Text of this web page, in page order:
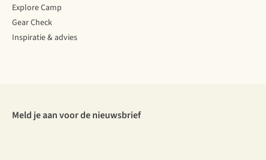
Explore Camp
Gear Check
Inspiratie & advies
Meld je aan voor de nieuwsbrief